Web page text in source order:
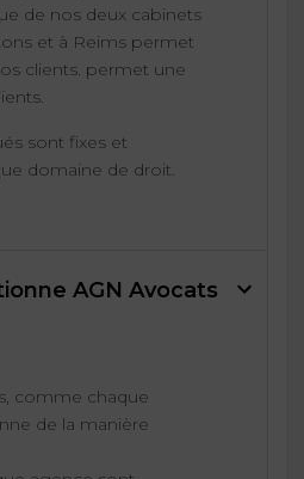
de nos deux cabinets
et à Reims permet
clients. permet une
sont fixes et
domaine de droit.
AGN Avocats
comme chaque
de la manière